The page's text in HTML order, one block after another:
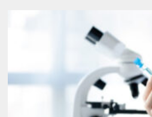
заявили
подготовке
наследниками
нацистов
реванша